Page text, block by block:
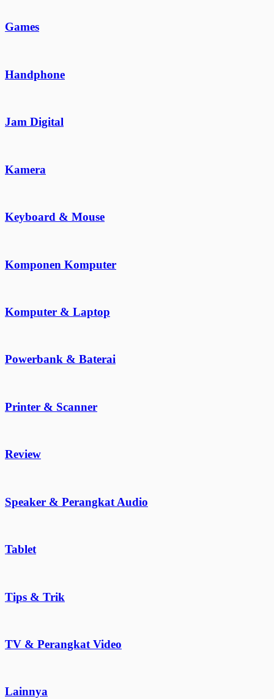
Games
Handphone
Jam Digital
Kamera
Keyboard & Mouse
Komponen Komputer
Komputer & Laptop
Powerbank & Baterai
Printer & Scanner
Review
Speaker & Perangkat Audio
Tablet
Tips & Trik
TV & Perangkat Video
Lainnya